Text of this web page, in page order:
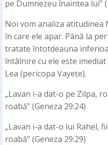
pe Dumnezeu înaintea lui”
Noi vom analiza atitudinea
în care ele apar. Până la
tratate întotdeauna
întâlnire cu ele este
Lea (pericopa Vayețe).
„Lavan i-a dat-o pe Zilpa,
roabă” (Geneza 29:24)
„Lavan i-a dat-o lui Rahel,
roabă” (Geneza 29:29)